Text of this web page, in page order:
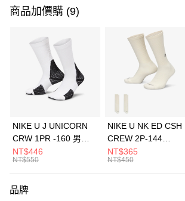
信用卡一次付款
3 期 0 利率 每期
合作金庫商業銀行
第一商業銀行
華南商業銀行
彰化商業銀行
上海商業儲蓄銀行
元大商業銀行
台灣樂天信用卡公司
Apple Pay
全盈+PAY
AFTEE先享後付
【關於「AFTEE先享後付」】
商品加價購 (9)
NIKE U J UNICORN
CRW 1PR -160 男女
中統襪 FZ3393100
NT$446
NT$550
NIKE U NK ED CSH
CREW 2P-144
EMBRDY 男女 短統襪
FZ3073133
NT$365
NT$450
品牌